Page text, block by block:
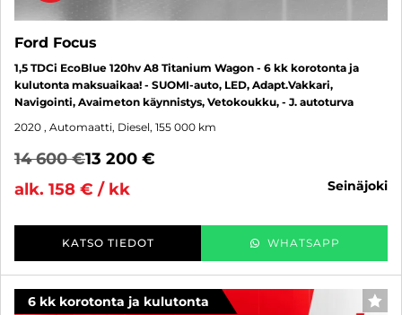
Ford Focus
1,5 TDCi EcoBlue 120hv A8 Titanium Wagon - 6 kk korotonta ja
kulutonta maksuaikaa! - SUOMI-auto, LED, Adapt.Vakkari,
Navigointi, Avaimeton käynnistys, Vetokoukku, - J. autoturva
2020 , Automaatti, Diesel, 155 000 km
14 600 €13 200 €
alk. 158 € / kk
seinäjoki
KATSO TIEDOT WHATSAPP
6 kk korotonta ja kulutonta